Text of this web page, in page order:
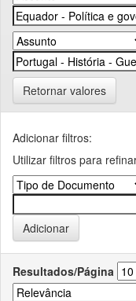
Retornar valores
Adicionar filtros:
Utilizar filtros para
Resultados/Página